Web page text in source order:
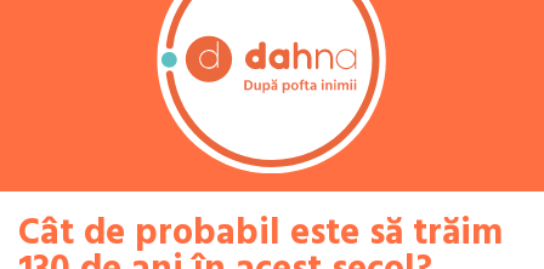
Cât de probabil este să trăim